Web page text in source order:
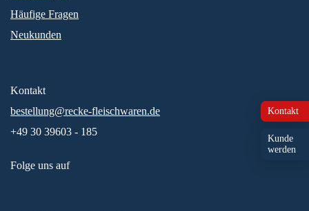
Kontakt
Kunde
werden
Häufige Fragen
Neukunden
Kontakt
bestellung@recke-fleischwaren.de
+49 30 39603 - 185
Folge uns auf